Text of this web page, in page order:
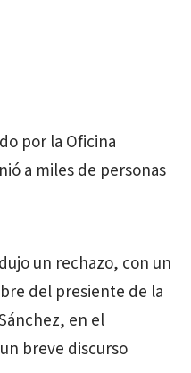
por la Oficina
a miles de personas
un rechazo, con un
del presiente de la
en el
breve discurso